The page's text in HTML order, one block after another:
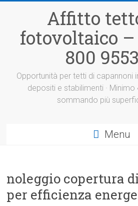
Affitto
fotovoltaico
800
Opportunità per tetti di capannoni
depositi e stabilimenti ·
sommando più
Menu
noleggio copertura
per efficienza